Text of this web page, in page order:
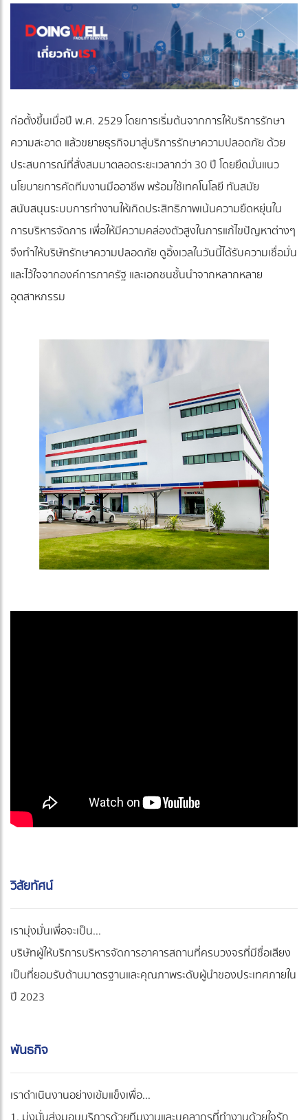
ก่อตั้งขึ้นเมื่อปี พ.ศ. 2529 โดยการเริ่มต้นจากการให้บริการรักษา
ความสะอาด แล้วขยายธุรกิจมาสู่บริการรักษาความปลอดภัย ด้วย
ประสบการณ์ที่สั่งสมมาตลอดระยะเวลากว่า 30 ปี โดยยึดมั่นแนว
นโยบายการคัดทีมงานมืออาชีพ พร้อมใช้เทคโนโลยี ทันสมัย
สนับสนุนระบบการทำงานให้เกิดประสิทธิภาพเน้นความยืดหยุ่นใน
การบริหารจัดการ เพื่อให้มีความคล่องตัวสูงในการแก้ไขปัญหาต่างๆ
จึงทำให้บริษัทรักษาความปลอดภัย ดูอิ้งเวลในวันนี้ได้รับความเชื่อมั่น
และไว้ใจจากองค์การภาครัฐ และเอกชนชั้นนำจากหลากหลาย
อุตสาหกรรม
วิสัยทัศน์
เรามุ่งมั่นเพื่อจะเป็น...
บริษัทผู้ให้บริการบริหารจัดการอาคารสถานที่ครบวงจรที่มีชื่อเสียง
เป็นที่ยอมรับด้านมาตรฐานและคุณภาพระดับผู้นำของประเทศภายใน
ปี 2023
พันธกิจ
เราดำเนินงานอย่างเข้มแข็งเพื่อ...